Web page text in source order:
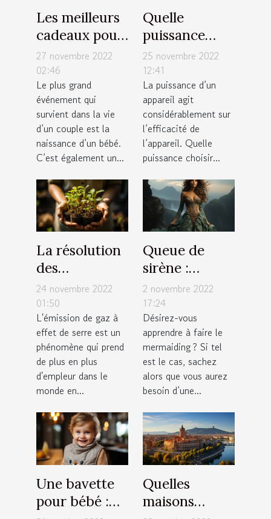
Les meilleurs
cadeaux pour
nourrisson
27 novembre 2022
02:46
Le plus grand
événement qui
survient dans la vie
d’un couple est la
naissance d’un bébé.
C’est également un...
Quelle
puissance
choisir pour
un aspirateur
sans sac ?
25 novembre 2022
12:41
La puissance d’un
appareil agit
considérablement sur
l’efficacité de
l’appareil. Quelle
puissance choisir...
La résolution
des
entreprises
vers une
émission de
zéro pourcent
de carbone
d'ici 2030
est-elle
possible ?
24 novembre 2022
01:50
L'émission de gaz à
effet de serre est un
phénomène qui prend
de plus en plus
d'empleur dans le
monde en...
Queue de
sirène :
quelques
critères pour
faire un bon
choix
2 novembre 2022
17:24
Désirez-vous
apprendre à faire le
mermaiding ? Si tel
est le cas, sachez
alors que vous aurez
besoin d’une...
Une bavette
pour bébé :
Quelles
maisons